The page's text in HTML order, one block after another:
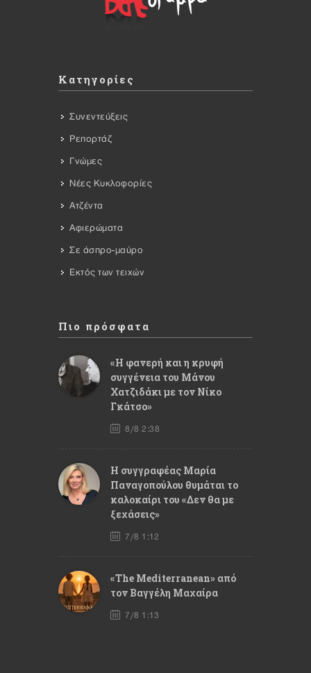
Κατηγορίες
Συνεντεύξεις
Ρεπορτάζ
Γνώμες
Νέες Κυκλοφορίες
Ατζέντα
Αφιερώματα
Σε άσπρο-μαύρο
Εκτός των τειχών
Πιο πρόσφατα
«Η φανερή και η κρυφή
συγγένεια του Μάνου
Χατζιδάκι με τον Νίκο
Γκάτσο»
8/8 2:38
Η συγγραφέας Μαρία
Παναγοπούλου θυμάται το
καλοκαίρι του «Δεν θα με
ξεχάσεις»
7/8 1:12
«The Mediterranean» από
τον Βαγγέλη Μαχαίρα
7/8 1:13